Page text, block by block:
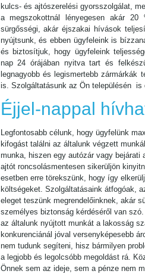
kulcs- és ajtószerelési gyorsszolgálat,
a megszokottnál lényegesen akár
sürgősségi, akár éjszakai hívások
nyújtsunk, és ebben ügyfeleink is
és biztosítjuk, hogy ügyfeleink
nap 24 órájában nyitva tart és
legnagyobb és legismertebb
is. Szolgáltatásunk az Ön településén is
Éjjel-nappal
Legfontosabb célunk, hogy ügyfelünk
kifogást találni az általunk végzett
munka, hiszen egy autózár vagy bejárati
ajtót roncsolásmentesen sikerüljön
esetben erre törekszünk, hogy így
költségeket. Szolgáltatásaink átfogóak,
eleget teszünk megrendelőinknek, akár
személyes biztonság kérdéséről van
az általunk nyújtott munkát a lakosság
konkurenciánál jóval versenyképesebb
nem tudunk segíteni, hisz bármilyen
a legjobb és legolcsóbb megoldást rá.
Önnek sem az ideje, sem a pénze nem